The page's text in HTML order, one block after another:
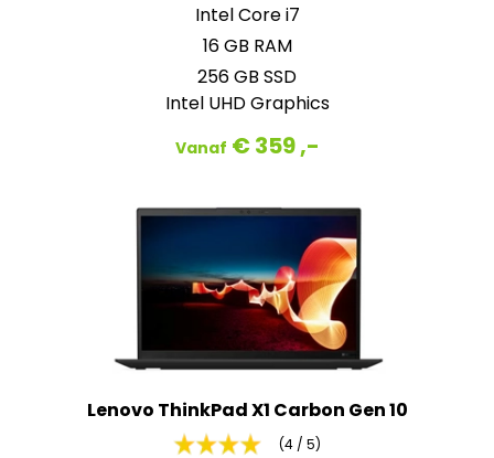
Intel Core i7
16 GB RAM
256 GB SSD
Intel UHD Graphics
Vanaf € 359 ,-
Lenovo ThinkPad X1 Carbon Gen 10
(4 / 5)